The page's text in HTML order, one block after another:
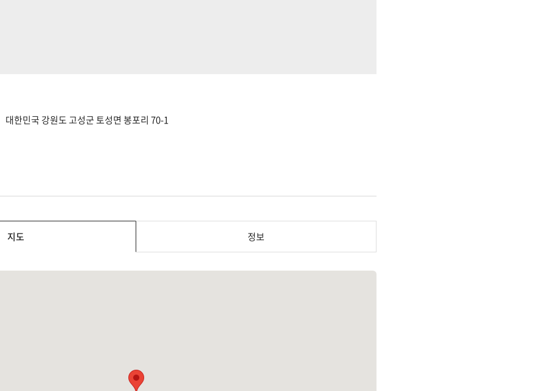
대한민국 강원도 고성군 토성면 봉포리 70-1
지도 정보